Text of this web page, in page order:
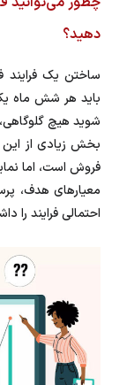
دهید؟
ساختن یک
باید هر شش ماه
شوید هیچ
بخش زیادی از این
فروش است، اما
معیارهای هدف،
احتمالی فرایند را